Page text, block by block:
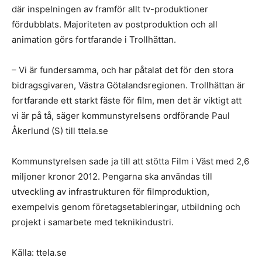
där inspelningen av framför allt tv-produktioner
fördubblats. Majoriteten av postproduktion och all
animation görs fortfarande i Trollhättan.
– Vi är fundersamma, och har påtalat det för den stora
bidragsgivaren, Västra Götalandsregionen. Trollhättan är
fortfarande ett starkt fäste för film, men det är viktigt att
vi är på tå, säger kommunstyrelsens ordförande Paul
Åkerlund (S) till ttela.se
Kommunstyrelsen sade ja till att stötta Film i Väst med 2,6
miljoner kronor 2012. Pengarna ska användas till
utveckling av infrastrukturen för filmproduktion,
exempelvis genom företagsetableringar, utbildning och
projekt i samarbete med teknikindustri.
Källa: ttela.se